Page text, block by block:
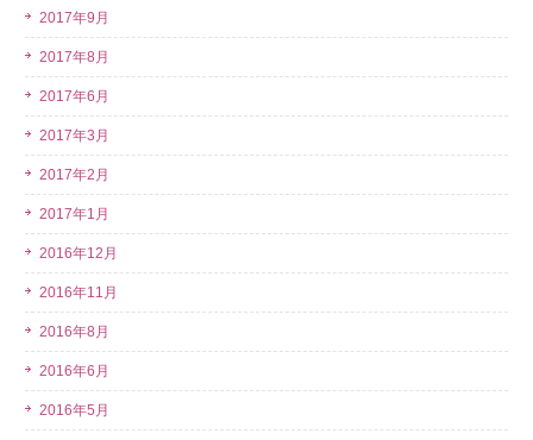
2017年9月
2017年8月
2017年6月
2017年3月
2017年2月
2017年1月
2016年12月
2016年11月
2016年8月
2016年6月
2016年5月